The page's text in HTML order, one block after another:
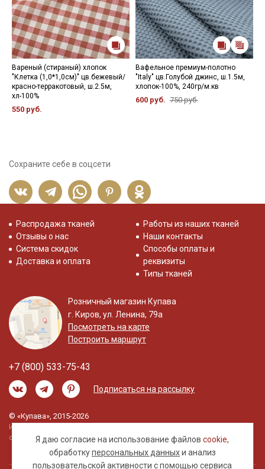
Вареный (стираный) хлопок
"Клетка (1,0*1,0см)" цв.бежевый/
красно-терракотовый, ш.2.5м,
хл-100%
550 руб.
Вафельное премиум-полотно
"Italy" цв.Голубой джинс, ш.1.5м,
хлопок-100%, 240гр/м.кв
600 руб. 750 руб.
Сохраните себе в соцсети
Я даю согласие на использование файловcookie,
обработкуперсональных данныхи анализ
пользовательской активности с помощью сервиса
Распродажа тканей
Отзывы о нас
Система скидок
Доставка и оплата
Работы из наших тканей
Наши контакты
Способы оплаты и
реквизиты
Типы тканей
Розничный магазин Купава
г. Киров, ул. Ленина, 79а
Посмотреть на карте
Построить маршрут
+7 (800) 533-75-43
Подписаться на рассылку
© «Купава», 2015-2026
Информация на сайте не является публичной
офертой.